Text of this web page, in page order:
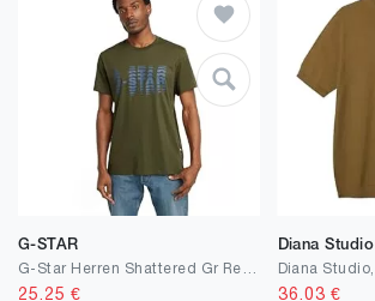
G-STAR
25.25 €
Diana Studio
36.03 €